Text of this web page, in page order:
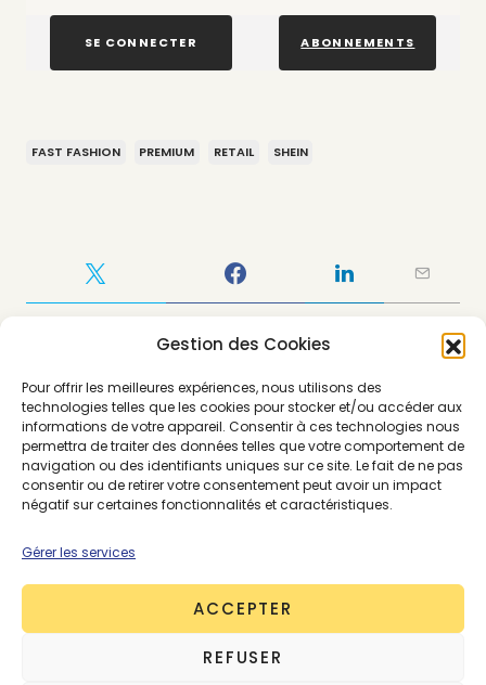
Gestion des Cookies
Pour offrir les meilleures expériences, nous utilisons des
technologies telles que les cookies pour stocker et/ou accéder aux
informations de votre appareil. Consentir à ces technologies nous
permettra de traiter des données telles que votre comportement de
navigation ou des identifiants uniques sur ce site. Le fait de ne pas
consentir ou de retirer votre consentement peut avoir un impact
négatif sur certaines fonctionnalités et caractéristiques.
Gérer les services
ACCEPTER
REFUSER
SE CONNECTER ABONNEMENTS
FAST FASHION PREMIUM RETAIL SHEIN
Claire Roussel
75 posts